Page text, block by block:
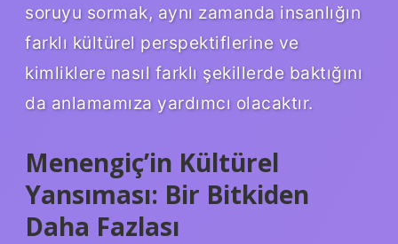
soruyu sormak, aynı zamanda insanlığın
farklı kültürel perspektiflerine ve
kimliklere nasıl farklı şekillerde baktığını
da anlamamıza yardımcı olacaktır.
Menengiç’in Kültürel
Yansıması: Bir Bitkiden
Daha Fazlası